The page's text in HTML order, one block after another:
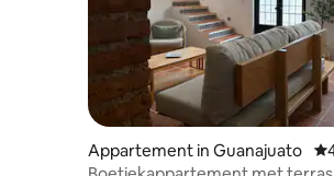
Appartement in Guanajuato